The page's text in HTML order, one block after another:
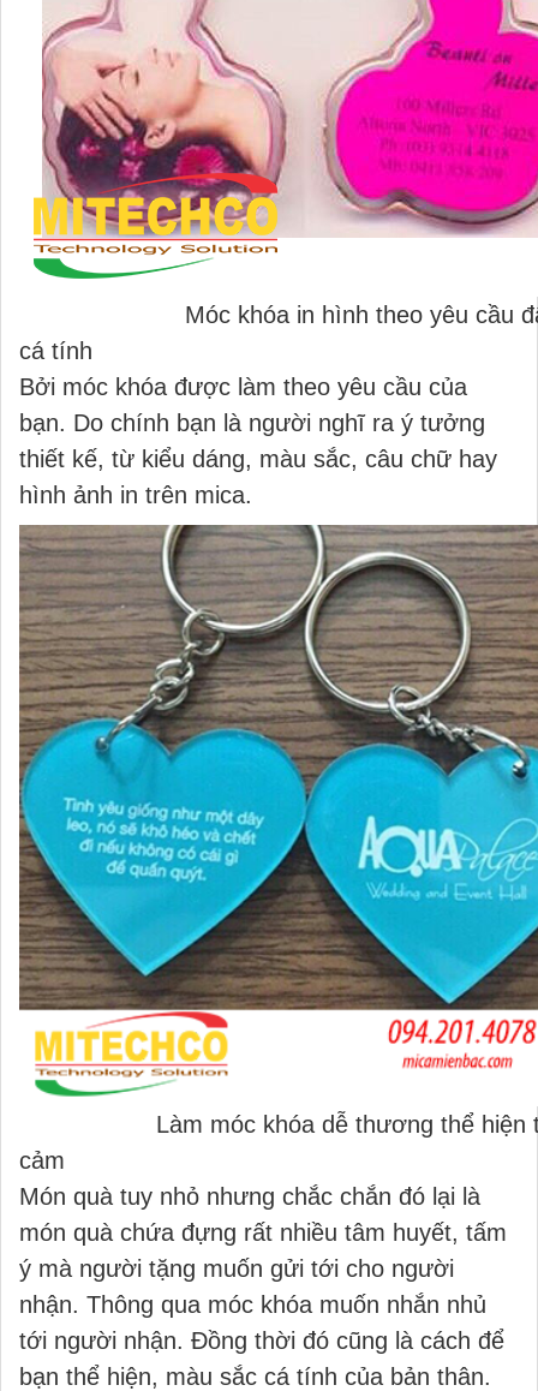
Móc khóa in hình theo yêu cầu
cá tính
Bởi móc khóa được làm theo yêu cầu của
bạn. Do chính bạn là người nghĩ ra ý tưởng
thiết kế, từ kiểu dáng, màu sắc, câu chữ hay
hình ảnh in trên mica.
Làm móc khóa dễ thương thể hiện
cảm
Món quà tuy nhỏ nhưng chắc chắn đó lại là
món quà chứa đựng rất nhiều tâm huyết, tấm
ý mà người tặng muốn gửi tới cho người
nhận. Thông qua móc khóa muốn nhắn nhủ
tới người nhận. Đồng thời đó cũng là cách để
bạn thể hiện, màu sắc cá tính của bản thân.